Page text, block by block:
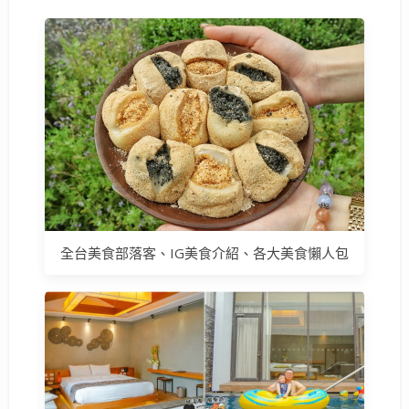
全台美食部落客、IG美食介紹、各大美食懶人包